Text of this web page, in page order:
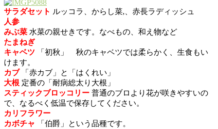
サラダセット ルッコラ、からし菜,、赤長ラディッシュ
人参
みぶ菜 水菜の親せきです。なべもの、和え物など
たまねぎ
キャベツ 「初秋」 秋のキャベツでは柔らかく、生食もい
けます。
カブ「赤カブ」と「はくれい」
大根 定番の「耐病総太り大根」
スティックブロッコリー 普通のブロより花が咲きやすいの
で、なるべく低温で保存してください。
カリフラワー
カボチャ
「伯爵」という品種です。